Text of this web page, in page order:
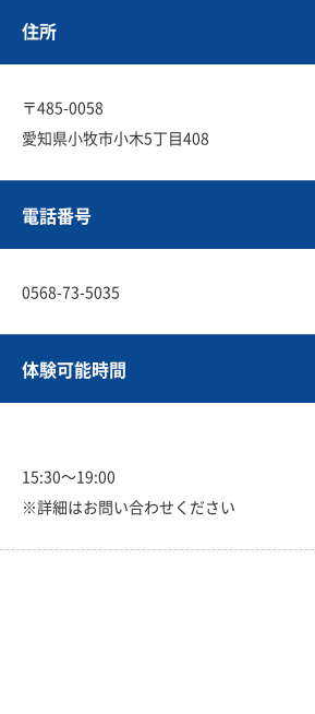
住所
〒485-0058
愛知県小牧市小木5丁目408
電話番号
0568-73-5035
体験可能時間
15:30〜19:00
※詳細はお問い合わせください